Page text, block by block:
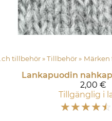
Langat och tillbehör‪» Tillbehör ‪» Märken
Lankapuodin
2,00 €
Tillgänglig i
☆☆☆☆☆